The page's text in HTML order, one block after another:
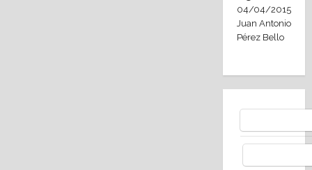
04/04/2015
Juan Antonio
Pérez Bello